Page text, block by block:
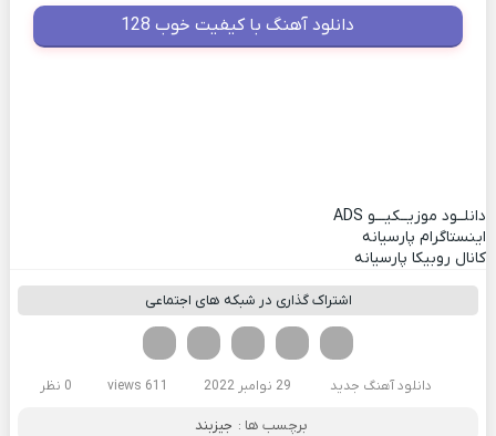
دانلود آهنگ با کیفیت خوب 128
دانلــود موزیــکیـــو ADS
اینستاگرام پارسیانه
کانال روبیکا پارسیانه
اشتراک گذاری در شبکه های اجتماعی
لینکدین تویتر
فیسوک
دانلود آهنگ جدید 29 نوامبر 2022 611 views 0 نظر
برچسب ها : جیزبند